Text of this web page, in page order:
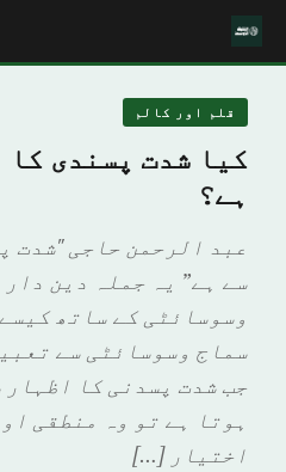
قلم اور كالم
کیا شدت پسندی کا
ہے؟
عبد الرحمن حاجی "شدت
سے ہے” یہ جملہ دین
وسوسائٹی کے ساتھ
سماج وسوسائٹی سے
جب شدت پسدنی کا
ہوتا ہے تو وہ منطقی
اختیار […]